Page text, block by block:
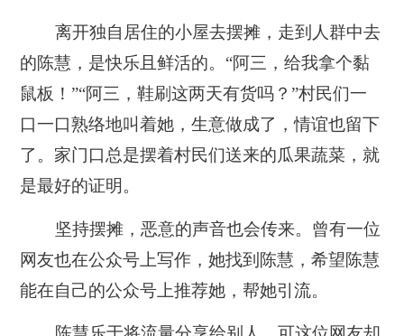
离开独自居住的小屋去摆摊，走到人群中去
的陈慧，是快乐且鲜活的。“阿三，给我拿个黏
鼠板！”“阿三，鞋刷这两天有货吗？”村民们一
口一口熟络地叫着她，生意做成了，情谊也留下
了。家门口总是摆着村民们送来的瓜果蔬菜，就
是最好的证明。
坚持摆摊，恶意的声音也会传来。曾有一位
网友也在公众号上写作，她找到陈慧，希望陈慧
能在自己的公众号上推荐她，帮她引流。